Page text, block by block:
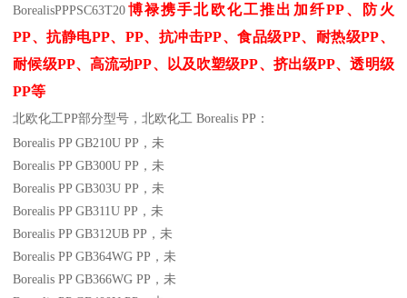
BorealisPPPSC63T20 博禄携手北欧化工推出 加纤PP、防火
PP、抗静电PP、 PP、抗冲击PP、食品级PP、耐热级PP、
耐候级PP、高流动PP、以及吹塑级PP、挤出级PP、透明级
PP等
北欧化工PP部分型号，北欧化工 Borealis PP：
Borealis PP GB210U PP ，未
Borealis PP GB300U PP ，未
Borealis PP GB303U PP ，未
Borealis PP GB311U PP ，未
Borealis PP GB312UB PP ，未
Borealis PP GB364WG PP ，未
Borealis PP GB366WG PP ，未